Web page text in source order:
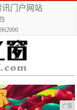
门户网站
广告